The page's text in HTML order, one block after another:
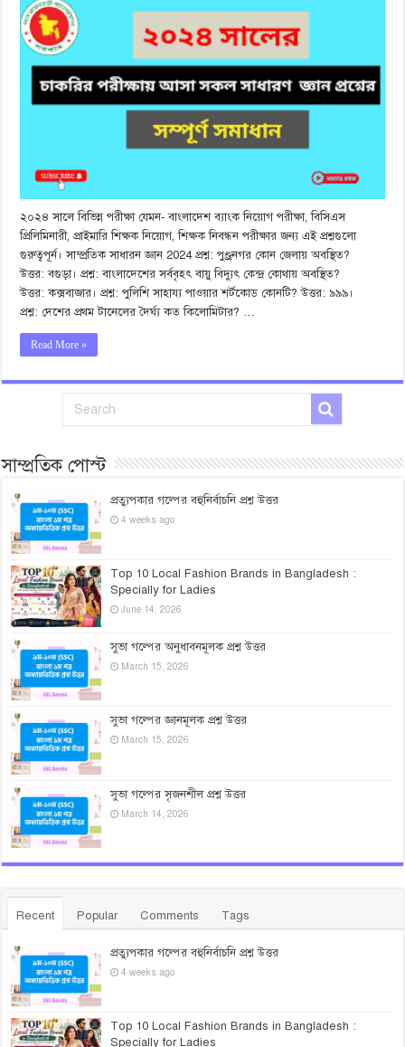
২০২৪ সালে বিভিন্ন পরীক্ষা যেমন- বাংলাদেশ ব্যাংক নিয়োগ পরীক্ষা, বিসিএস
প্রিলিমিনারী, প্রাইমারি শিক্ষক নিয়োগ, শিক্ষক নিবন্ধন পরীক্ষার জন্য এই প্রশ্নগুলো
গুরুত্বপূর্ন। সাম্প্রতিক সাধারন জ্ঞান 2024 প্রশ্ন: পুণ্ড্রনগর কোন জেলায় অবস্থিত?
উত্তর: বগুড়া। প্রশ্ন: বাংলাদেশের সর্ববৃহৎ বায়ু বিদ্যুৎ কেন্দ্র কোথায় অবস্থিত?
উত্তর: কক্সবাজার। প্রশ্ন: পুলিশি সাহায্য পাওয়ার শর্টকোড কোনটি? উত্তর: ৯৯৯।
প্রশ্ন: দেশের প্রথম টানেলের দৈর্ঘ্য কত কিলোমিটার? …
Read More »
সাম্প্রতিক পোস্ট
প্রত্যুপকার গল্পের বহুনির্বাচনি প্রশ্ন উত্তর
4 weeks ago
Top 10 Local Fashion Brands in Bangladesh :
Specially for Ladies
June 14, 2026
সুভা গল্পের অনুধাবনমূলক প্রশ্ন উত্তর
March 15, 2026
সুভা গল্পের জ্ঞানমূলক প্রশ্ন উত্তর
March 15, 2026
সুভা গল্পের সৃজনশীল প্রশ্ন উত্তর
March 14, 2026
Recent Popular Comments Tags
প্রত্যুপকার গল্পের বহুনির্বাচনি প্রশ্ন উত্তর
4 weeks ago
Top 10 Local Fashion Brands in Bangladesh :
Specially for Ladies